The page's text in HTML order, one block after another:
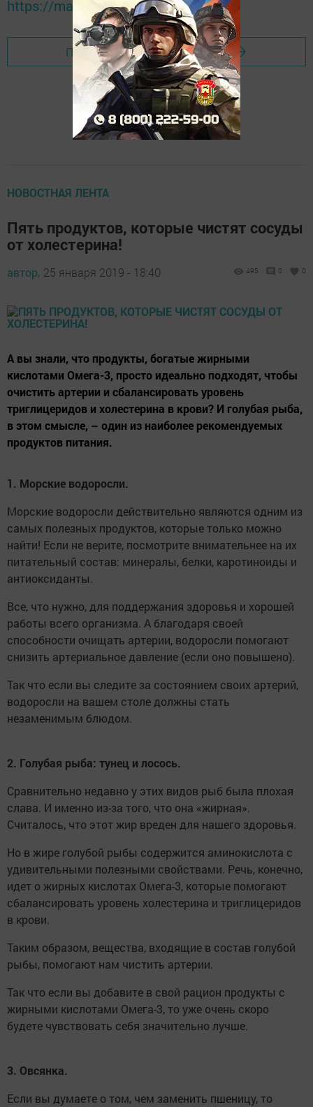
https://max.ru/tatmedia
Перейти на страницу новости
НОВОСТНАЯ ЛЕНТА
Пять продуктов, которые чистят сосуды
от холестерина!
автор, 25 января 2019 - 18:40 495 0 0
А вы знали, что продукты, богатые жирными
кислотами Омега-3, просто идеально подходят, чтобы
очистить артерии и сбалансировать уровень
триглицеридов и холестерина в крови? И голубая рыба,
в этом смысле, – один из наиболее рекомендуемых
продуктов питания.
1. Морские водоросли.
Морские водоросли действительно являются одним из
самых полезных продуктов, которые только можно
найти! Если не верите, посмотрите внимательнее на их
питательный состав: минералы, белки, каротиноиды и
антиоксиданты.
Все, что нужно, для поддержания здоровья и хорошей
работы всего организма. А благодаря своей
способности очищать артерии, водоросли помогают
снизить артериальное давление (если оно повышено).
Так что если вы следите за состоянием своих артерий,
водоросли на вашем столе должны стать
незаменимым блюдом.
2. Голубая рыба: тунец и лосось.
Сравнительно недавно у этих видов рыб была плохая
слава. И именно из-за того, что она «жирная».
Считалось, что этот жир вреден для нашего здоровья.
Но в жире голубой рыбы содержится аминокислота с
удивительными полезными свойствами. Речь, конечно,
идет о жирных кислотах Омега-3, которые помогают
сбалансировать уровень холестерина и триглицеридов
в крови.
Таким образом, вещества, входящие в состав голубой
рыбы, помогают нам чистить артерии.
Так что если вы добавите в свой рацион продукты с
жирными кислотами Омега-3, то уже очень скоро
будете чувствовать себя значительно лучше.
3. Овсянка.
Если вы думаете о том, чем заменить пшеницу, то